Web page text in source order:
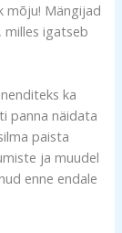
mõju! Mängijad
igatseb
ka
panna näidata
paista
ja muudel
enne endale